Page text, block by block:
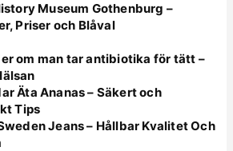
Museum Gothenburg –
Priser och Blåval
om man tar antibiotika för tätt –
Äta Ananas – Säkert och
Tips
Jeans – Hållbar Kvalitet Och